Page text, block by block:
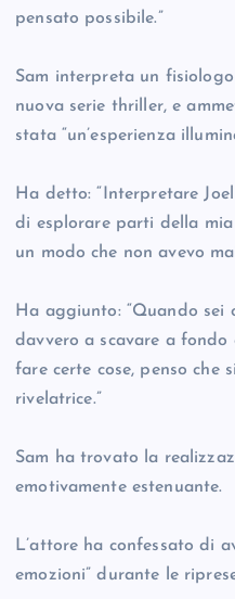
pensato possibile.”
Sam interpreta un
nuova serie thriller, e
stata “un’esperienza
Ha detto: “Interpretare
di esplorare parti della
un modo che non avevo
Ha aggiunto: “Quando sei
davvero a scavare a
fare certe cose, penso che
rivelatrice.”
Sam ha trovato la
emotivamente estenuante.
L’attore ha confessato di
emozioni” durante le